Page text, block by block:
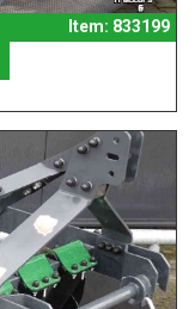
Item: 833199